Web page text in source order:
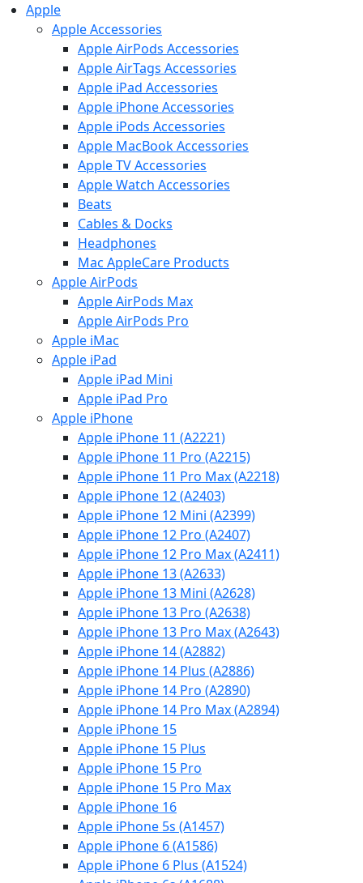
Apple
Apple Accessories
Apple AirPods Accessories
Apple AirTags Accessories
Apple iPad Accessories
Apple iPhone Accessories
Apple iPods Accessories
Apple MacBook Accessories
Apple TV Accessories
Apple Watch Accessories
Beats
Cables & Docks
Headphones
Mac AppleCare Products
Apple AirPods
Apple AirPods Max
Apple AirPods Pro
Apple iMac
Apple iPad
Apple iPad Mini
Apple iPad Pro
Apple iPhone
Apple iPhone 11 (A2221)
Apple iPhone 11 Pro (A2215)
Apple iPhone 11 Pro Max (A2218)
Apple iPhone 12 (A2403)
Apple iPhone 12 Mini (A2399)
Apple iPhone 12 Pro (A2407)
Apple iPhone 12 Pro Max (A2411)
Apple iPhone 13 (A2633)
Apple iPhone 13 Mini (A2628)
Apple iPhone 13 Pro (A2638)
Apple iPhone 13 Pro Max (A2643)
Apple iPhone 14 (A2882)
Apple iPhone 14 Plus (A2886)
Apple iPhone 14 Pro (A2890)
Apple iPhone 14 Pro Max (A2894)
Apple iPhone 15
Apple iPhone 15 Plus
Apple iPhone 15 Pro
Apple iPhone 15 Pro Max
Apple iPhone 16
Apple iPhone 5s (A1457)
Apple iPhone 6 (A1586)
Apple iPhone 6 Plus (A1524)